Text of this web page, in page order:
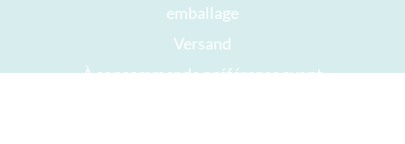
emballage
Versand
À consommer de préférence avant